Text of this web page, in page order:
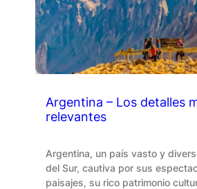
Argentina – Los detalles
relevantes
Argentina, un país vasto y
del Sur, cautiva por sus
paisajes, su rico patrimonio